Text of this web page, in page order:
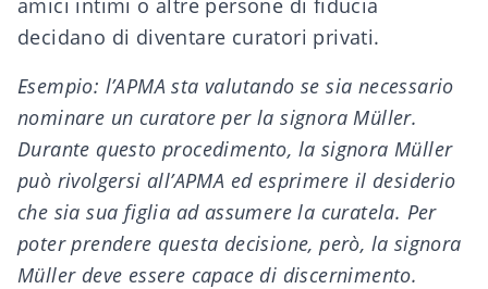
amici intimi o altre persone di fiducia
decidano di diventare curatori privati.
Esempio: l’APMA sta valutando se sia necessario
nominare un curatore per la signora Müller.
Durante questo procedimento, la signora Müller
può rivolgersi all’APMA ed esprimere il desiderio
che sia sua figlia ad assumere la curatela. Per
poter prendere questa decisione, però, la signora
Müller deve essere capace di discernimento.